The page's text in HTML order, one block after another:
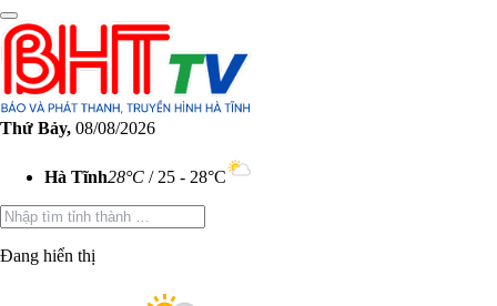
Thứ Bảy, 08/08/2026
Hà Tĩnh28°C / 25 - 28°C
Đang hiển thị
Gửi bình luận